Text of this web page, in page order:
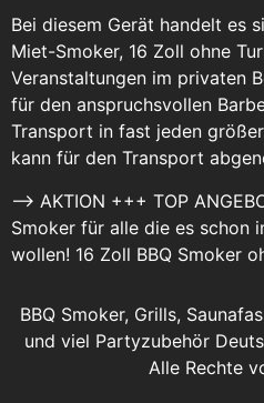
Bei diesem Gerät handelt es
Miet-Smoker, 16 Zoll ohne
Veranstaltungen im privaten
für den anspruchsvollen
Transport in fast jeden
kann für den Transport
–> AKTION +++ TOP
Smoker für alle die es schon
wollen! 16 Zoll BBQ Smoker
BBQ Smoker, Grills,
und viel Partyzubehör
Alle Rechte